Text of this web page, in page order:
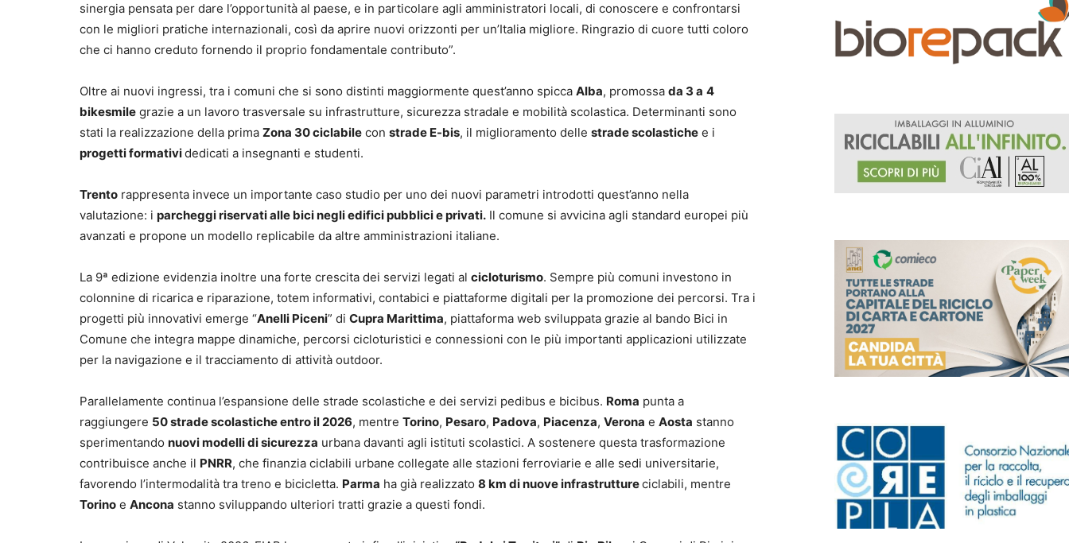
sinergia pensata per dare l’opportunità al paese, e in particolare agli amministratori locali, di conoscere e confrontarsi
con le migliori pratiche internazionali, così da aprire nuovi orizzonti per un’Italia migliore. Ringrazio di cuore tutti coloro
che ci hanno creduto fornendo il proprio fondamentale contributo”.
Oltre ai nuovi ingressi, tra i comuni che si sono distinti maggiormente quest’anno spicca Alba, promossa da 3 a 4
bikesmile grazie a un lavoro trasversale su infrastrutture, sicurezza stradale e mobilità scolastica. Determinanti sono
stati la realizzazione della prima Zona 30 ciclabile con strade E-bis, il miglioramento delle strade scolastiche e i
progetti formatividedicati a insegnanti e studenti.
Trento rappresenta invece un importante caso studio per uno dei nuovi parametri introdotti quest’anno nella
valutazione: i parcheggi riservati alle bici negli edifici pubblici e privati. Il comune si avvicina agli standard europei più
avanzati e propone un modello replicabile da altre amministrazioni italiane.
La 9ª edizione evidenzia inoltre una forte crescita dei servizi legati al cicloturismo. Sempre più comuni investono in
colonnine di ricarica e riparazione, totem informativi, contabici e piattaforme digitali per la promozione dei percorsi. Tra i
progetti più innovativi emerge “Anelli Piceni” di Cupra Marittima, piattaforma web sviluppata grazie al bando Bici in
Comune che integra mappe dinamiche, percorsi cicloturistici e connessioni con le più importanti applicazioni utilizzate
per la navigazione e il tracciamento di attività outdoor.
Parallelamente continua l’espansione delle strade scolastiche e dei servizi pedibus e bicibus. Roma punta a
raggiungere 50 strade scolastiche entro il 2026, mentre Torino, Pesaro, Padova, Piacenza, Verona e Aosta stanno
sperimentando nuovi modelli di sicurezza urbana davanti agli istituti scolastici. A sostenere questa trasformazione
contribuisce anche il PNRR, che finanzia ciclabili urbane collegate alle stazioni ferroviarie e alle sedi universitarie,
favorendo l’intermodalità tra treno e bicicletta. Parma ha già realizzato 8 km di nuove infrastruttureciclabili, mentre
Torino e Ancona stanno sviluppando ulteriori tratti grazie a questi fondi.